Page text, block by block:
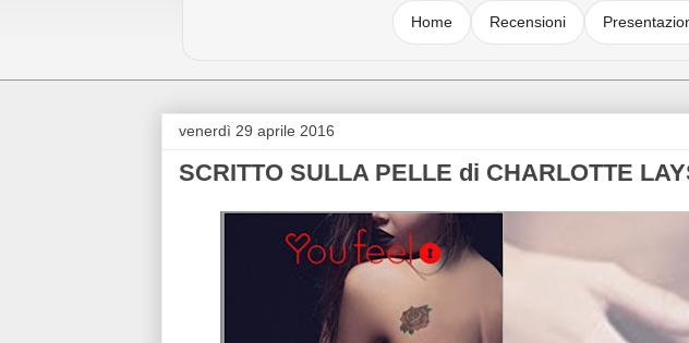
Home Recensioni
venerdì 29 aprile 2016
SCRITTO SULLA PELLE di CHARLOTTE